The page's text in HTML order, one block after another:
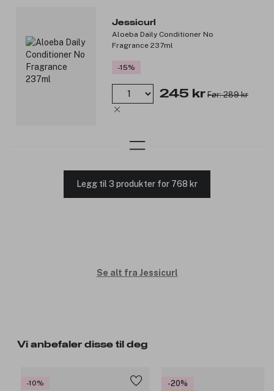
Jessicurl
Aloeba Daily Conditioner No
Fragrance 237ml
-15%
245 kr Før: 289 kr
Legg til 3 produkter for 768 kr
Se alt fra Jessicurl
Vi anbefaler disse til deg
-10%
-20%